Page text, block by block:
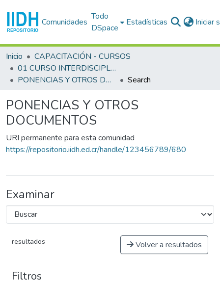
Comunidades
Todo
DSpace
Estadísticas Iniciar
Inicio
CAPACITACIÓN - CURSOS
01 CURSO INTERDISCIPLINARIO EN DERECHOS HUMANOS (1o. : 1983 sep. 12 - oct. 1 : San José)
PONENCIAS Y OTROS DOCUMENTOS
Search
PONENCIAS Y OTROS
DOCUMENTOS
URI permanente para esta comunidad
https://repositorio.iidh.ed.cr/handle/123456789/680
Examinar
resultados Volver a resultados
Filtros